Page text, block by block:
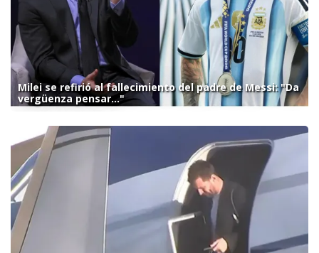
Milei se refirió al fallecimiento del padre de Messi: "Da
vergüenza pensar..."